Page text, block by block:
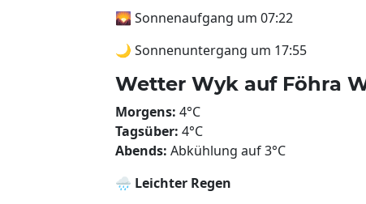
🌄 Sonnenaufgang um 07:22
🌙 Sonnenuntergang um 17:55
Wetter Wyk auf Föhra
Morgens: 4°C
Tagsüber: 4°C
Abends: Abkühlung auf 3°C
🌧️ Leichter Regen